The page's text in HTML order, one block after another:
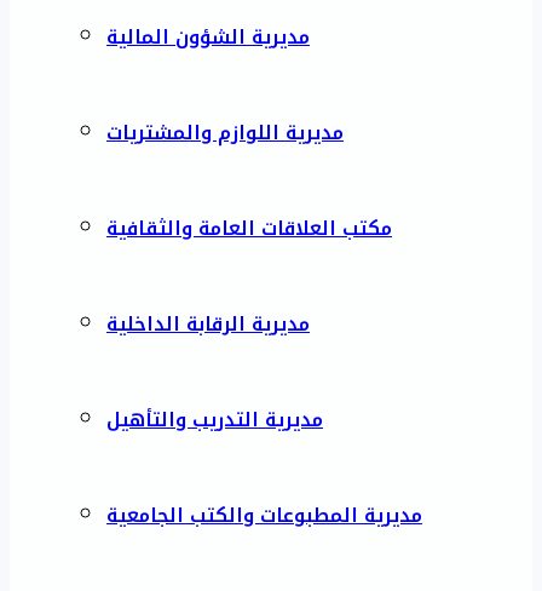
مديرية الشؤون المالية
مديرية اللوازم والمشتريات
مكتب العلاقات العامة والثقافية
مديرية الرقابة الداخلية
مديرية التدريب والتأهيل
مديرية المطبوعات والكتب الجامعية